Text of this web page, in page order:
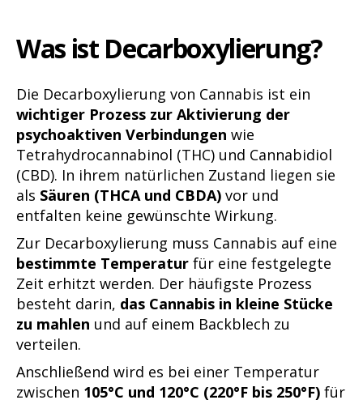
Was ist Decarboxylierung?
Die Decarboxylierung von Cannabis ist ein
wichtiger Prozess zur Aktivierung der
psychoaktiven Verbindungen wie
Tetrahydrocannabinol (THC) und Cannabidiol
(CBD). In ihrem natürlichen Zustand liegen sie
als Säuren (THCA und CBDA) vor und
entfalten keine gewünschte Wirkung.
Zur Decarboxylierung muss Cannabis auf eine
bestimmte Temperatur für eine festgelegte
Zeit erhitzt werden. Der häufigste Prozess
besteht darin, das Cannabis in kleine Stücke
zu mahlen und auf einem Backblech zu
verteilen.
Anschließend wird es bei einer Temperatur
zwischen 105°C und 120°C (220°F bis 250°F) für